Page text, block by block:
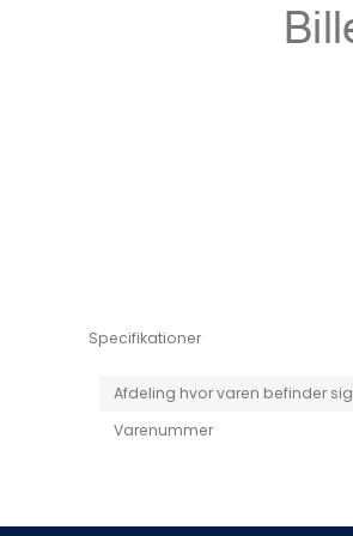
Specifikationer
Afdeling hvor varen befinder sig
Varenummer